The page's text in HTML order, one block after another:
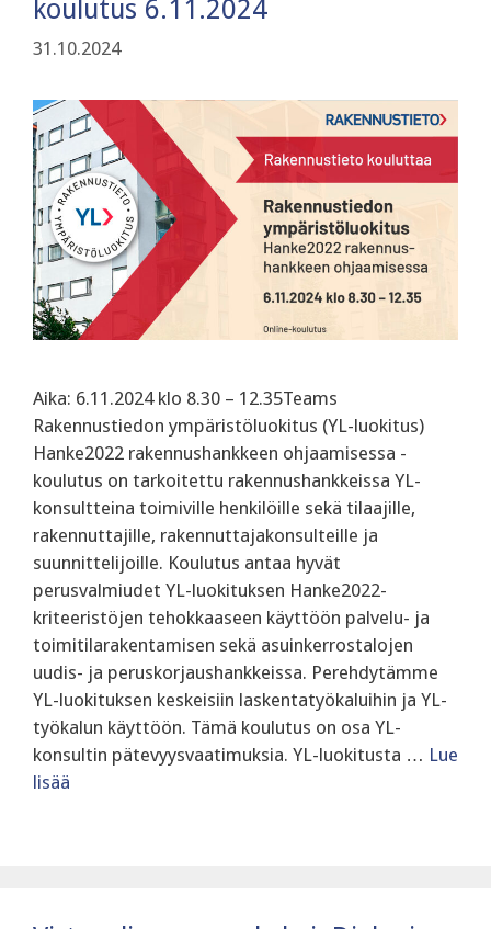
koulutus 6.11.2024
31.10.2024
Aika: 6.11.2024 klo 8.30 – 12.35Teams
Rakennustiedon ympäristöluokitus (YL-luokitus)
Hanke2022 rakennushankkeen ohjaamisessa -
koulutus on tarkoitettu rakennushankkeissa YL-
konsultteina toimiville henkilöille sekä tilaajille,
rakennuttajille, rakennuttajakonsulteille ja
suunnittelijoille. Koulutus antaa hyvät
perusvalmiudet YL-luokituksen Hanke2022-
kriteeristöjen tehokkaaseen käyttöön palvelu- ja
toimitilarakentamisen sekä asuinkerrostalojen
uudis- ja peruskorjaushankkeissa. Perehdytämme
YL-luokituksen keskeisiin laskentatyökaluihin ja YL-
työkalun käyttöön. Tämä koulutus on osa YL-
konsultin pätevyysvaatimuksia. ‍YL-luokitusta … Lue
lisää